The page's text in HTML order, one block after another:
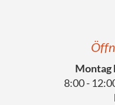
Montag
8:00 -